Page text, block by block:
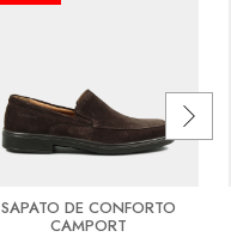
SAPATO DE CONFORTO
CAMPORT